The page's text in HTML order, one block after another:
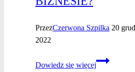
zasługujesz
PrzezCzerwona Szpilka 20
2022
Dowiedz się więcej
Dlaczego